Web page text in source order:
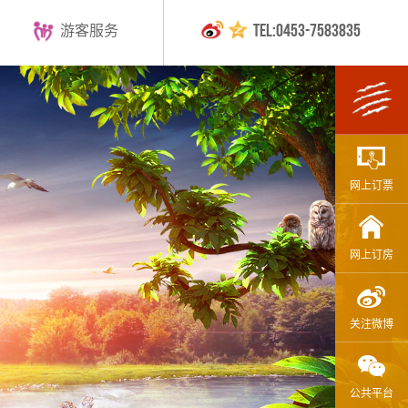
网上订票
网上订房
关注微博
公共平台
游客服务 TEL:0453-7583835